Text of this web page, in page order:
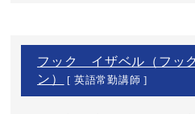
フック イザベル（フ
ン）
[ 英語常勤講師 ]